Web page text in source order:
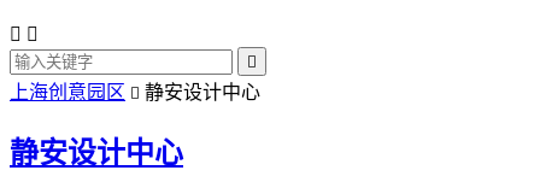
 

上海创意园区  静安设计中心
静安设计中心